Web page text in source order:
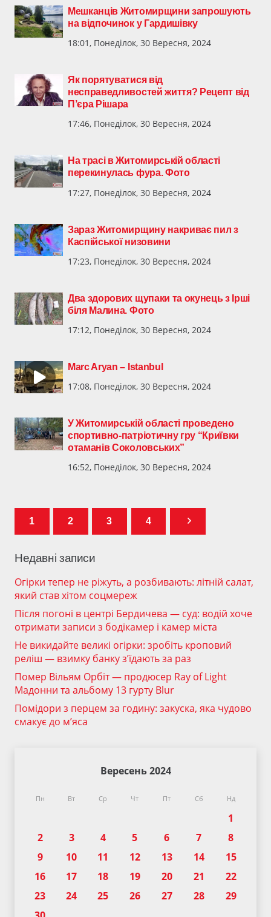
Мешканців Житомирщини запрошують
на відпочинок у Гардишівку
18:01, Понеділок, 30 Вересня, 2024
Як порятуватися від
несправедливостей життя? Рецепт від
П’єра Рішара
17:46, Понеділок, 30 Вересня, 2024
На трасі в Житомирській області
перекинулась фура. Фото
17:27, Понеділок, 30 Вересня, 2024
Зараз Житомирщину накриває пил з
Каспійської низовини
17:23, Понеділок, 30 Вересня, 2024
Два здорових щупаки та окунець з Ірші
біля Малина. Фото
17:12, Понеділок, 30 Вересня, 2024
Marc Aryan – Istanbul
17:08, Понеділок, 30 Вересня, 2024
У Житомирській області проведено
спортивно-патріотичну гру “Криївки
отаманів Соколовських”
16:52, Понеділок, 30 Вересня, 2024
1 2 3 4
Недавні записи
Огірки тепер не ріжуть, а розбивають: літній салат,
який став хітом соцмереж
Після погоні в центрі Бердичева — суд: водій хоче
отримати записи з бодікамер і камер міста
Не викидайте великі огірки: зробіть кроповий
реліш — взимку банку з’їдають за раз
Помер Вільям Орбіт — продюсер Ray of Light
Мадонни та альбому 13 гурту Blur
Помідори з перцем за годину: закуска, яка чудово
смакує до м’яса
Вересень 2024
Пн Вт Ср Чт Пт Сб Нд
1
2
3 4 5 6 7
8
9
10 11 12 13 14
15
16
17 18 19 20 21
22
23
24 25 26 27 28
29